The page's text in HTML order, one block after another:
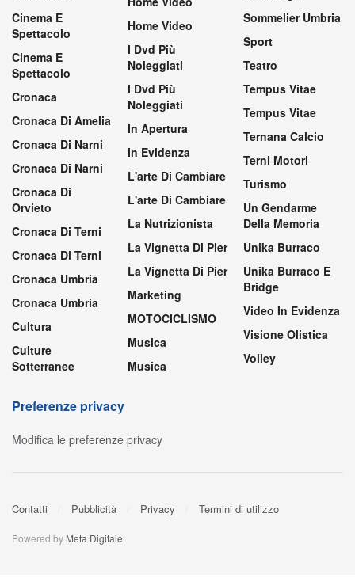
Cinema E
Spettacolo
Cinema E
Spettacolo
Cronaca
Cronaca Di Amelia
Cronaca Di Narni
Cronaca Di Narni
Cronaca Di
Orvieto
Cronaca Di Terni
Cronaca Di Terni
Cronaca Umbria
Cronaca Umbria
Cultura
Culture
Sotterranee
Home Video
I Dvd Più
Noleggiati
I Dvd Più
Noleggiati
In Apertura
In Evidenza
L'arte Di Cambiare
L'arte Di Cambiare
La Nutrizionista
La Vignetta Di Pier
La Vignetta Di Pier
Marketing
MOTOCICLISMO
Musica
Musica
Sommelier Umbria
Sport
Teatro
Tempus Vitae
Tempus Vitae
Ternana Calcio
Terni Motori
Turismo
Un Gendarme
Della Memoria
Unika Burraco
Unika Burraco E
Bridge
Video In Evidenza
Visione Olistica
Volley
Preferenze privacy
Modifica le preferenze privacy
Contatti Pubblicità Privacy Termini di utilizzo
Powered by Meta Digitale